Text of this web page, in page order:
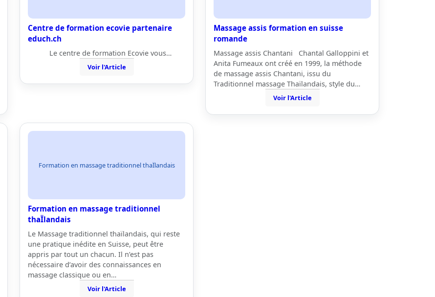
Centre de formation ecovie partenaire
educh.ch
Le centre de formation Ecovie vous…
Voir l'Article
Massage assis formation en suisse
romande
Massage assis Chantani Chantal Galloppini et
Anita Fumeaux ont créé en 1999, la méthode
de massage assis Chantani, issu du
Traditionnel massage Thaïlandais, style du…
Voir l'Article
Formation en massage traditionnel thaÏlandais
Formation en massage traditionnel
thaÏlandais
Le Massage traditionnel thaïlandais, qui reste
une pratique inédite en Suisse, peut être
appris par tout un chacun. Il n’est pas
nécessaire d’avoir des connaissances en
massage classique ou en…
Voir l'Article